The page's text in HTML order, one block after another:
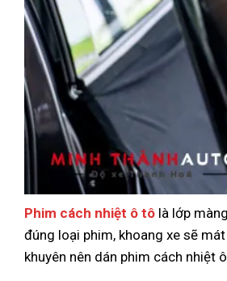
Phim cách nhiệt ô tô là lớp
đúng loại phim, khoang xe sẽ
khuyên nên dán phim cách nhiệt